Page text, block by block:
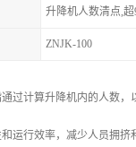
升降机人数清点,
ZNJK-100
过计算升降机内的人数
运行效率，减少人员拥挤